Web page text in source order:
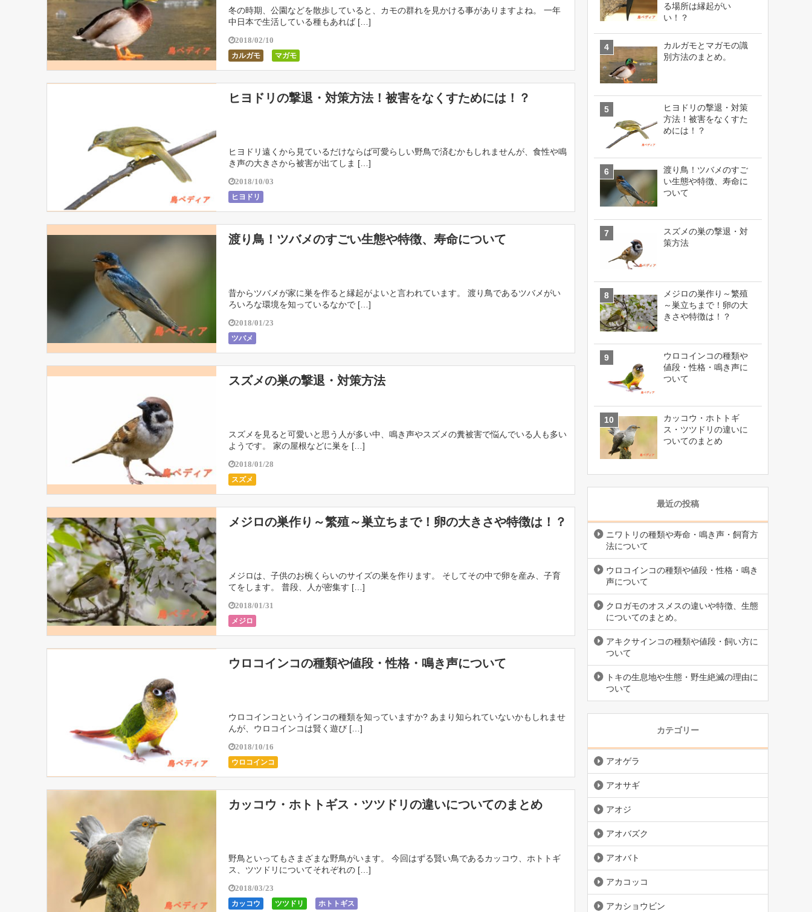
冬の時期、公園などを散歩していると、カモの群れを見かける事がありますよね。 一年
中日本で生活している種もあれば […]
2018/02/10
カルガモ マガモ
ヒヨドリの撃退・対策方法！被害をなくすためには！？
ヒヨドリ遠くから見ているだけならば可愛らしい野鳥で済むかもしれませんが、食性や鳴
き声の大きさから被害が出てしま […]
2018/10/03
ヒヨドリ
渡り鳥！ツバメのすごい生態や特徴、寿命について
昔からツバメが家に巣を作ると縁起がよいと言われています。 渡り鳥であるツバメがい
ろいろな環境を知っているなかで […]
2018/01/23
ツバメ
スズメの巣の撃退・対策方法
スズメを見ると可愛いと思う人が多い中、鳴き声やスズメの糞被害で悩んでいる人も多い
ようです。 家の屋根などに巣を […]
2018/01/28
スズメ
メジロの巣作り～繁殖～巣立ちまで！卵の大きさや特徴は！？
メジロは、子供のお椀くらいのサイズの巣を作ります。 そしてその中で卵を産み、子育
てをします。 普段、人が密集す […]
2018/01/31
メジロ
ウロコインコの種類や値段・性格・鳴き声について
ウロコインコというインコの種類を知っていますか? あまり知られていないかもしれませ
んが、ウロコインコは賢く遊び […]
2018/10/16
ウロコインコ
カッコウ・ホトトギス・ツツドリの違いについてのまとめ
野鳥といってもさまざまな野鳥がいます。 今回はずる賢い鳥であるカッコウ、ホトトギ
ス、ツツドリについてそれぞれの […]
2018/03/23
カッコウ ツツドリ ホトトギス
る場所は縁起がい
い！？
カルガモとマガモの識
別方法のまとめ。
ヒヨドリの撃退・対策
方法！被害をなくすた
めには！？
渡り鳥！ツバメのすご
い生態や特徴、寿命に
ついて
スズメの巣の撃退・対
策方法
メジロの巣作り～繁殖
～巣立ちまで！卵の大
きさや特徴は！？
ウロコインコの種類や
値段・性格・鳴き声に
ついて
カッコウ・ホトトギ
ス・ツツドリの違いに
ついてのまとめ
最近の投稿
ニワトリの種類や寿命・鳴き声・飼育方
法について
ウロコインコの種類や値段・性格・鳴き
声について
クロガモのオスメスの違いや特徴、生態
についてのまとめ。
アキクサインコの種類や値段・飼い方に
ついて
トキの生息地や生態・野生絶滅の理由に
ついて
カテゴリー
アオゲラ
アオサギ
アオジ
アオバズク
アオバト
アカコッコ
アカショウビン